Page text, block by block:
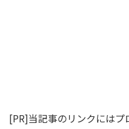
[PR]当記事のリンクにはプ